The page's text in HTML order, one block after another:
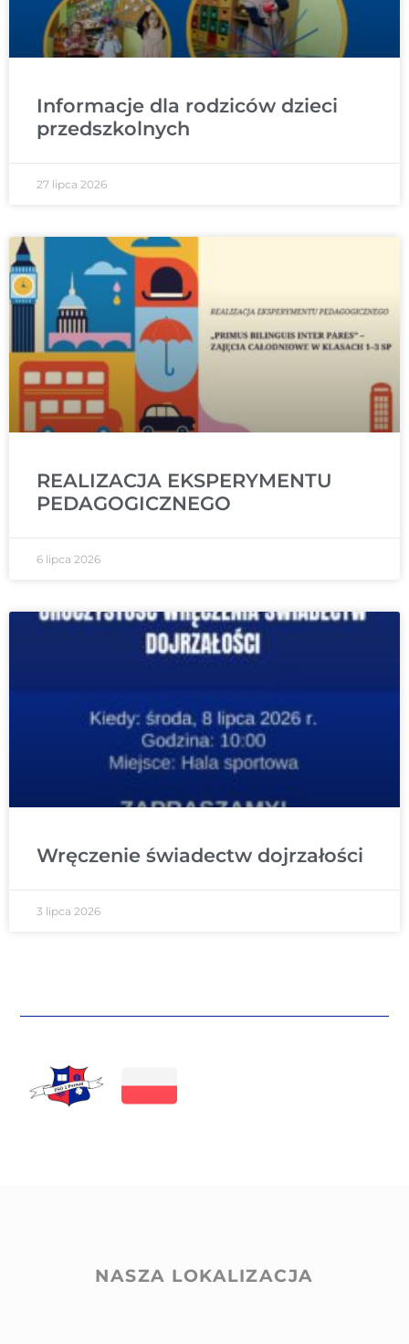
Informacje dla rodziców dzieci
przedszkolnych
27 lipca 2026
REALIZACJA EKSPERYMENTU
PEDAGOGICZNEGO
6 lipca 2026
Wręczenie świadectw dojrzałości
3 lipca 2026
NASZA LOKALIZACJA